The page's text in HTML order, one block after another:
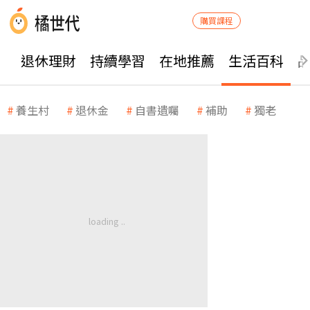
購買課程
退休理財 持續學習 在地推薦 生活百科
養生村 退休金 自書遺囑 補助 獨老